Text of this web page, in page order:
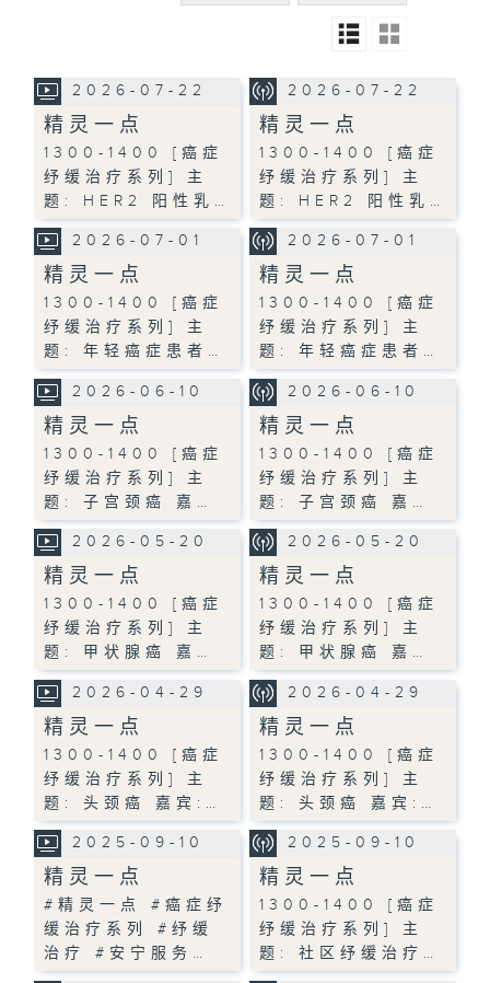
2026-07-22
精灵一点
1300-1400 [癌症
纾缓治疗系列] 主
题: HER2 阳性乳…
2026-07-22
精灵一点
1300-1400 [癌症
纾缓治疗系列] 主
题: HER2 阳性乳…
2026-07-01
精灵一点
1300-1400 [癌症
纾缓治疗系列] 主
题: 年轻癌症患者…
2026-07-01
精灵一点
1300-1400 [癌症
纾缓治疗系列] 主
题: 年轻癌症患者…
2026-06-10
精灵一点
1300-1400 [癌症
纾缓治疗系列] 主
题: 子宫颈癌 嘉…
2026-06-10
精灵一点
1300-1400 [癌症
纾缓治疗系列] 主
题: 子宫颈癌 嘉…
2026-05-20
精灵一点
1300-1400 [癌症
纾缓治疗系列] 主
题: 甲状腺癌 嘉…
2026-05-20
精灵一点
1300-1400 [癌症
纾缓治疗系列] 主
题: 甲状腺癌 嘉…
2026-04-29
精灵一点
1300-1400 [癌症
纾缓治疗系列] 主
题: 头颈癌 嘉宾:…
2026-04-29
精灵一点
1300-1400 [癌症
纾缓治疗系列] 主
题: 头颈癌 嘉宾:…
2025-09-10
精灵一点
#精灵一点 #癌症纾
缓治疗系列 #纾缓
治疗 #安宁服务…
2025-09-10
精灵一点
1300-1400 [癌症
纾缓治疗系列] 主
题: 社区纾缓治疗…